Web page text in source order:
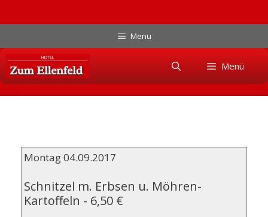
Inhalt
springen
Menu
Skip
content
Menü
Montag 04.09.2017
Schnitzel m. Erbsen u. Möhren-
Kartoffeln - 6,50 €